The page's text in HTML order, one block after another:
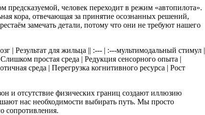
предсказуемой, человек переходит в режим «автопилота».
кора, отвечающая за принятие осознанных решений,
замечать детали, потому что они не требуют нашего
| Результат для жильца || :--- | :---мультимодальный стимул |
простая среда | Редукция сенсорного опыта |
среда | Перегрузка когнитивного ресурса | Рост
и отсутствие физических границ создают иллюзию
нас необходимости выбирать путь. Мы просто
сопротивления.